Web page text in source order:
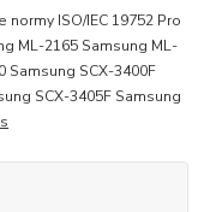
ISO/IEC 19752 Pro
ML-2165 Samsung ML-
Samsung SCX-3400F
SCX-3405F Samsung